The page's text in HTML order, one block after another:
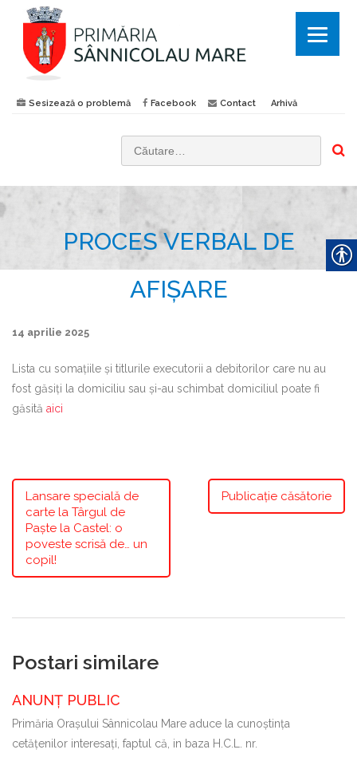
Sesizează o problemă Facebook Contact Arhivă
:
PROCES VERBAL DE
AFIȘARE
14 aprilie 2025
Lista cu somațiile și titlurile executorii a debitorilor care nu au
fost găsiți la domiciliu sau și-au schimbat domiciliul poate fi
găsită aici
Lansare specială de
carte la Târgul de
Paște la Castel: o
poveste scrisă de… un
copil!
Publicație căsătorie
Postari similare
ANUNȚ PUBLIC
Primăria Oraşului Sânnicolau Mare aduce la cunoştinţa
cetăţenilor interesaţi, faptul că, in baza H.C.L. nr.